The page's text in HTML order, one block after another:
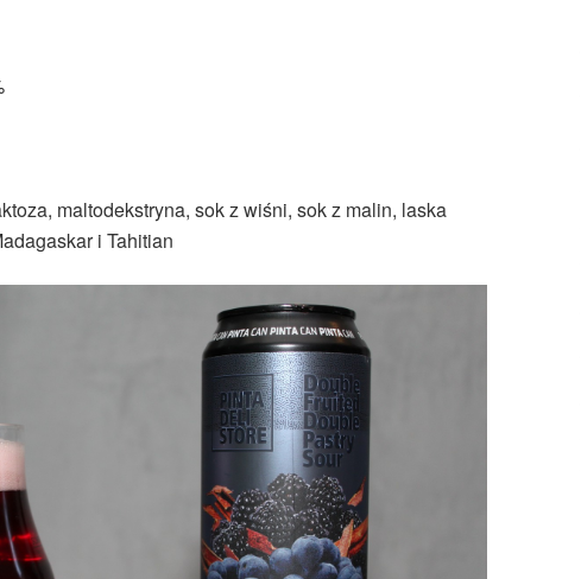
maltodekstryna, sok z wiśni, sok z malin, laska
i Tahitian